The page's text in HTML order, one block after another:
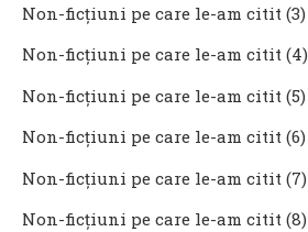
Non-ficţiuni pe care le-am citit (3)
Non-ficţiuni pe care le-am citit (4)
Non-ficţiuni pe care le-am citit (5)
Non-ficţiuni pe care le-am citit (6)
Non-ficţiuni pe care le-am citit (7)
Non-ficţiuni pe care le-am citit (8)